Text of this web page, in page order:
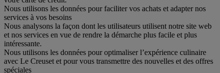
Nous utilisons les données pour faciliter vos achats et adapter nos
services à vos besoins
Nous analysons la façon dont les utilisateurs utilisent notre site web
et nos services en vue de rendre la démarche plus facile et plus
intéressante.
Nous utilisons les données pour optimaliser l’expérience culinaire
avec Le Creuset et pour vous transmettre des nouvelles et des offres
spéciales